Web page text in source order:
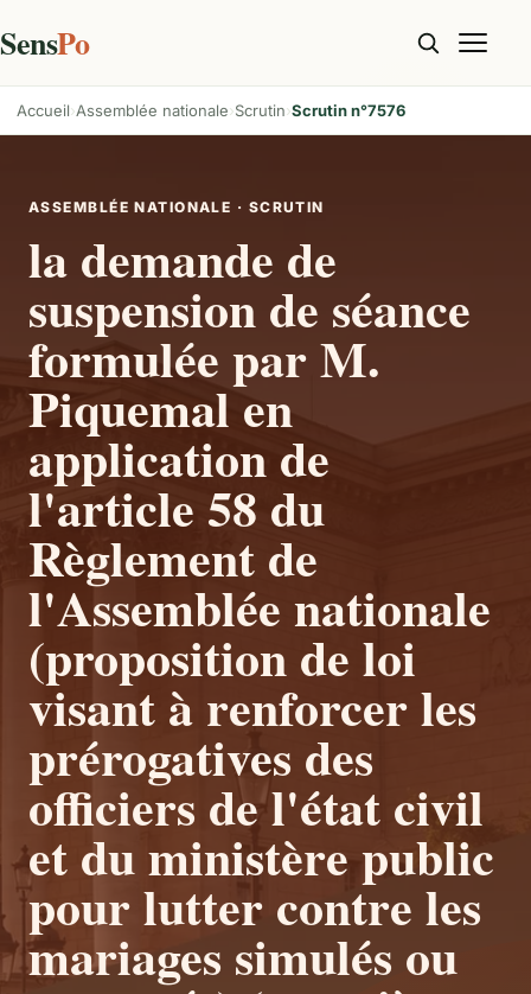
SensPo
Accueil Assemblée nationale Scrutin Scrutin n°7576
ASSEMBLÉE NATIONALE · SCRUTIN
la demande de
suspension de séance
formulée par M.
Piquemal en
application de
l'article 58 du
Règlement de
l'Assemblée nationale
(proposition de loi
visant à renforcer les
prérogatives des
officiers de l'état civil
et du ministère public
pour lutter contre les
mariages simulés ou